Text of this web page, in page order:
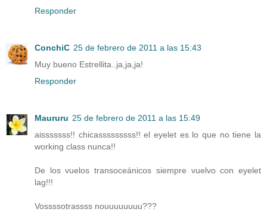
Responder
ConchiC 25 de febrero de 2011 a las 15:43
Muy bueno Estrellita..ja,ja,ja!
Responder
Maururu 25 de febrero de 2011 a las 15:49
aisssssss!! chicasssssssss!! el eyelet es lo que no tiene la
working class nunca!!
De los vuelos transoceánicos siempre vuelvo con eyelet
lag!!!
Vossssotrassss nouuuuuuuu???